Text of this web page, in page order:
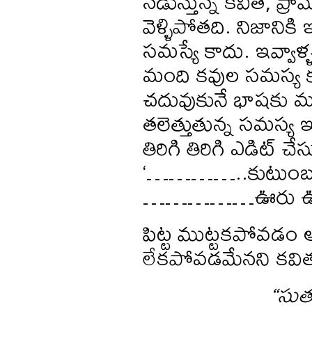
వెళ్ళిపోతది. నిజానికి
సమస్యే కాదు.
మంది కవుల
చదువుకునే భాషకు
తలెత్తుతున్న
తిరిగి తిరిగి ఎడిట్‌
……………ఊరు
పిట్ట
లేకపోవడమేనని